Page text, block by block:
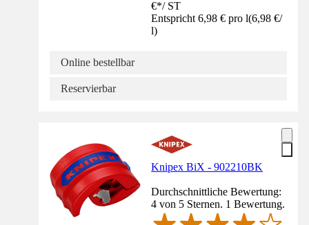
€*/ ST
Entspricht 6,98 € pro l(6,98 €/
l)
Online bestellbar
Reservierbar
Knipex BiX - 902210BK
Durchschnittliche Bewertung:
4 von 5 Sternen. 1 Bewertung.